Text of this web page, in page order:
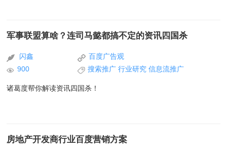
军事联盟算啥？连司马懿都搞不定的资讯四国杀
闪鑫
百度广告观
900
搜索推广 行业研究 信息流推广
诸葛度帮你解读资讯四国杀！
房地产开发商行业百度营销方案